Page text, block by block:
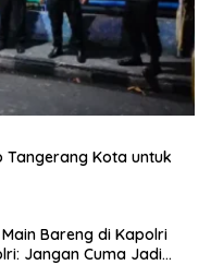
Tangerang Kota untuk
Bareng di Kapolri
Jangan Cuma Jadi